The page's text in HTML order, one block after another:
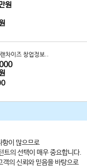
원
차이즈 창업정보..
항이 많으므로
트의 선택이 매우 중요합니다.
의 신뢰와 믿음을 바탕으로